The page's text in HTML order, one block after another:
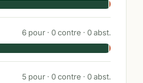
6 pour · 0contre · 0abst.
5 pour · 0contre · 0abst.